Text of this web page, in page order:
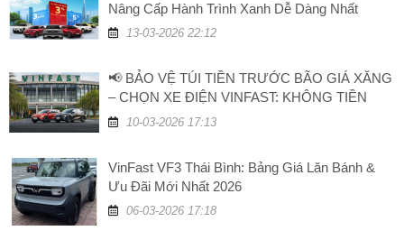
Nâng Cấp Hành Trình Xanh Dễ Dàng Nhất
13-03-2026 22:12
📢 BẢO VỆ TÚI TIỀN TRƯỚC BÃO GIÁ XĂNG
– CHỌN XE ĐIỆN VINFAST: KHÔNG TIỀN
XĂNG, TĂNG GIÁ TRỊ!
10-03-2026 17:13
VinFast VF3 Thái Bình: Bảng Giá Lăn Bánh &
Ưu Đãi Mới Nhất 2026
06-03-2026 17:18